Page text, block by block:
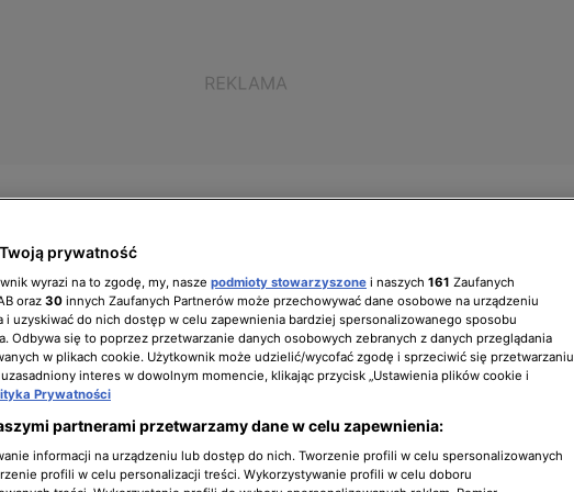
zarządzającyBiuro prasowe Kariera
prywatność
wyrazi na to zgodę, my, nasze podmioty stowarzyszone i naszych 161 Zaufanych
oraz 30 innych Zaufanych Partnerów może przechowywać dane osobowe na urządzeniu
i uzyskiwać do nich dostęp w celu zapewnienia bardziej spersonalizowanego sposobu
Odbywa się to poprzez przetwarzanie danych osobowych zebranych z danych przeglądania
w plikach cookie. Użytkownik może udzielić/wycofać zgodę i sprzeciwić się przetwarzaniu
interes w dowolnym momencie, klikając przycisk „Ustawienia plików cookie i
Prywatności
partnerami przetwarzamy dane w celu zapewnienia:
informacji na urządzeniu lub dostęp do nich. Tworzenie profili w celu spersonalizowanych
profili w celu personalizacji treści. Wykorzystywanie profili w celu doboru